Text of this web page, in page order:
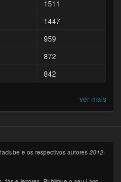
1511
1447
959
872
842
ver mais
e os respectivos autores2012-